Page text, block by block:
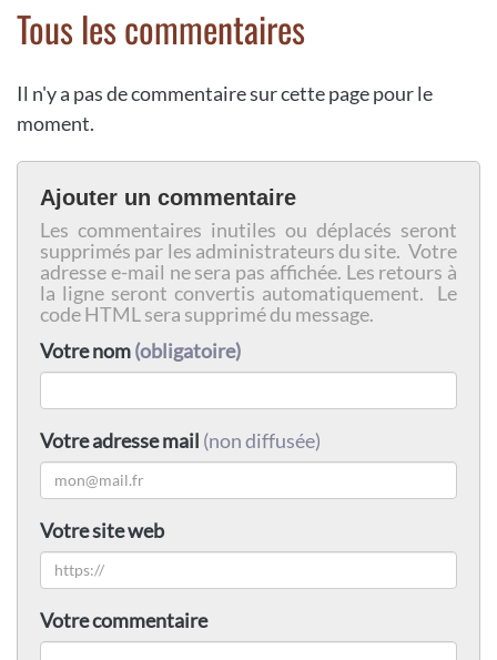
Tous les commentaires
Il n'y a pas de commentaire sur cette page pour le
moment.
Ajouter un commentaire
Les commentaires inutiles ou déplacés seront
supprimés par les administrateurs du site. Votre
adresse e-mail ne sera pas affichée. Les retours à
la ligne seront convertis automatiquement. Le
code HTML sera supprimé du message.
Votre nom(obligatoire)
Votre adresse mail (non diffusée)
Votre site web
Votre commentaire